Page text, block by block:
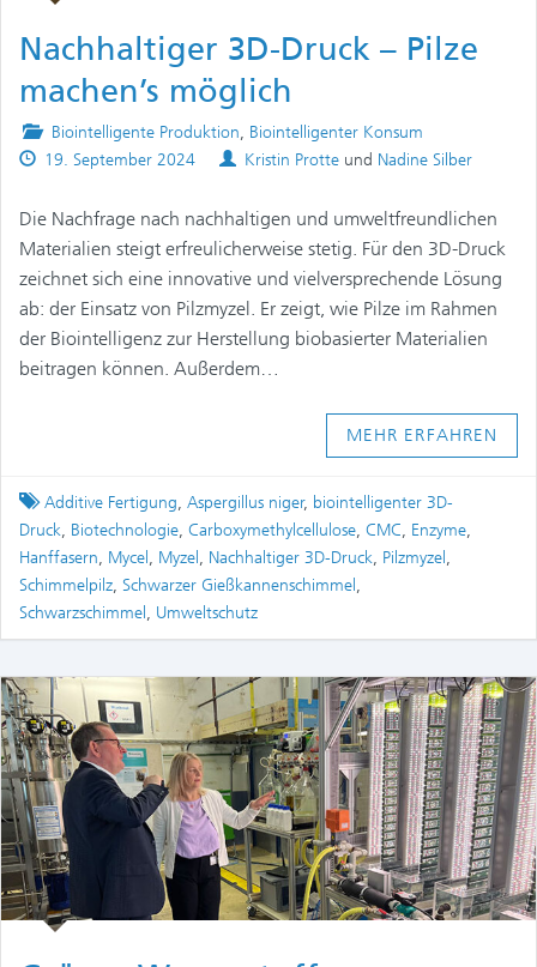
Nachhaltiger 3D-Druck – Pilze
machen’s möglich
Posted
in
Biointelligente Produktion, Biointelligenter Konsum
Published
19. September 2024 Authors
Kristin Protte und Nadine Silber
Die Nachfrage nach nachhaltigen und umweltfreundlichen
Materialien steigt erfreulicherweise stetig. Für den 3D-Druck
zeichnet sich eine innovative und vielversprechende Lösung
ab: der Einsatz von Pilzmyzel. Er zeigt, wie Pilze im Rahmen
der Biointelligenz zur Herstellung biobasierter Materialien
beitragen können. Außerdem…
MEHR ERFAHREN
Tagged
Additive Fertigung, Aspergillus niger, biointelligenter 3D-
Druck, Biotechnologie, Carboxymethylcellulose, CMC, Enzyme,
Hanffasern, Mycel , Myzel , Nachhaltiger 3D-Druck, Pilzmyzel ,
Schimmelpilz, Schwarzer Gießkannenschimmel ,
Schwarzschimmel , Umweltschutz